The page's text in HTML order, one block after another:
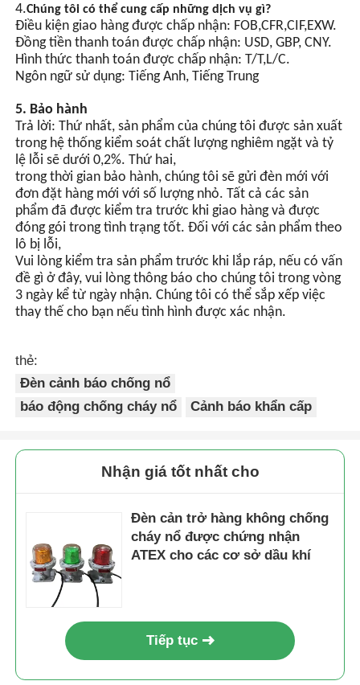
đường tín hiệu đồng bộ.
4.Chúng tôi có thể cung cấp những dịch vụ gì?
Điều kiện giao hàng được chấp nhận: FOB,CFR,CIF,EXW.
Đồng tiền thanh toán được chấp nhận: USD, GBP, CNY.
Hình thức thanh toán được chấp nhận: T/T,L/C.
Ngôn ngữ sử dụng: Tiếng Anh, Tiếng Trung
5. Bảo hành
Trả lời: Thứ nhất, sản phẩm của chúng tôi được sản xuất
trong hệ thống kiểm soát chất lượng nghiêm ngặt và tỷ
lệ lỗi sẽ dưới 0,2%. Thứ hai,
trong thời gian bảo hành, chúng tôi sẽ gửi đèn mới với
đơn đặt hàng mới với số lượng nhỏ. Tất cả các sản
phẩm đã được kiểm tra trước khi giao hàng và được
đóng gói trong tình trạng tốt. Đối với các sản phẩm theo
lô bị lỗi,
Vui lòng kiểm tra sản phẩm trước khi lắp ráp, nếu có vấn
đề gì ở đây, vui lòng thông báo cho chúng tôi trong vòng
3 ngày kể từ ngày nhận. Chúng tôi có thể sắp xếp việc
thay thế cho bạn nếu tình hình được xác nhận.
thẻ:
Đèn cảnh báo chống nổ
báo động chống cháy nổ
Cảnh báo khẩn cấp
Nhận giá tốt nhất cho
Đèn cản trở hàng không chống
cháy nổ được chứng nhận
ATEX cho các cơ sở dầu khí
Tiếp tục